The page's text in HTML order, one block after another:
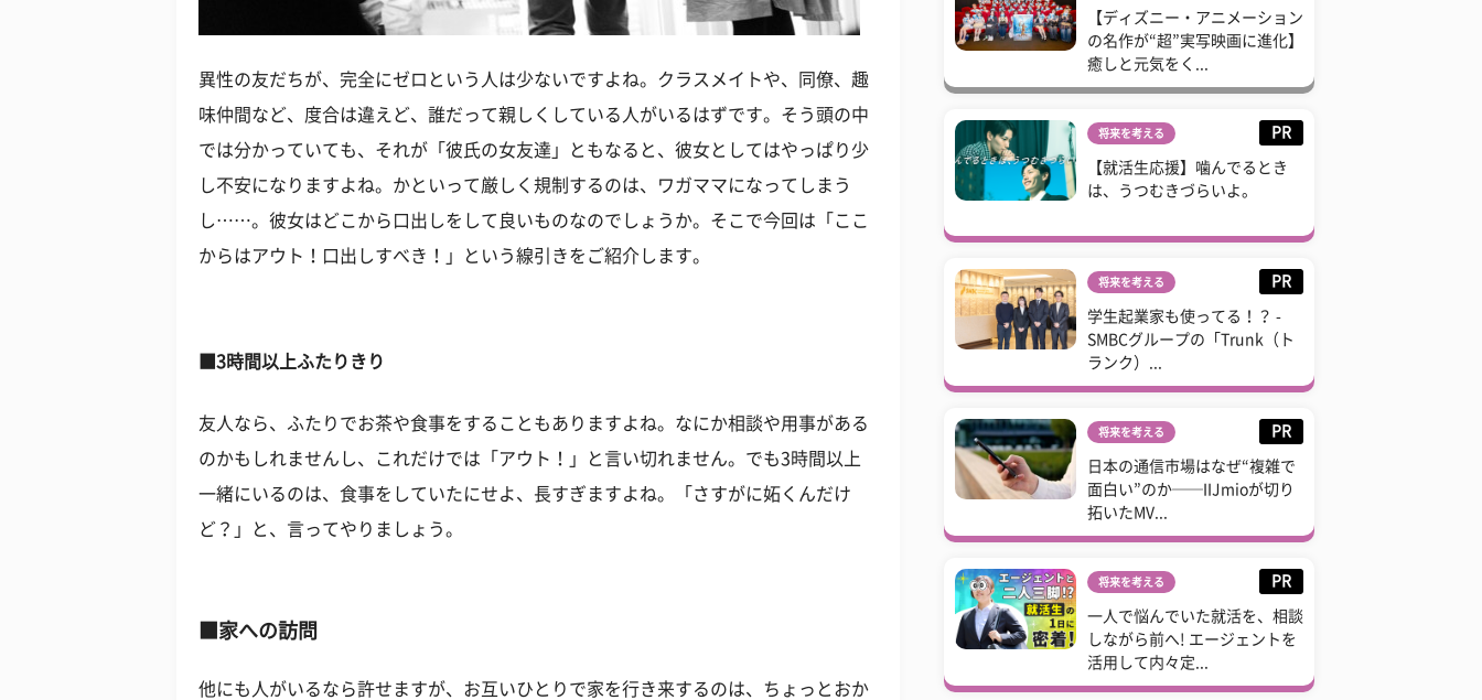
異性の友だちが、完全にゼロという人は少ないですよね。クラスメイトや、同僚、趣
味仲間など、度合は違えど、誰だって親しくしている人がいるはずです。そう頭の中
では分かっていても、それが「彼氏の女友達」ともなると、彼女としてはやっぱり少
し不安になりますよね。かといって厳しく規制するのは、ワガママになってしまう
し……。彼女はどこから口出しをして良いものなのでしょうか。そこで今回は「ここ
からはアウト！口出しすべき！」という線引きをご紹介します。
■3時間以上ふたりきり
友人なら、ふたりでお茶や食事をすることもありますよね。なにか相談や用事がある
のかもしれませんし、これだけでは「アウト！」と言い切れません。でも3時間以上
一緒にいるのは、食事をしていたにせよ、長すぎますよね。「さすがに妬くんだけ
ど？」と、言ってやりましょう。
家への訪問
他にも人がいるなら許せますが、お互いひとりで家を行き来するのは、ちょっとおか
【ディズニー・アニメーション
の名作が“超”実写映画に進化】
癒しと元気をく...
将来を考える PR
【就活生応援】噛んでるとき
は、うつむきづらいよ。
将来を考える PR
学生起業家も使ってる！？ -
SMBCグループの「Trunk（ト
ランク）...
将来を考える PR
日本の通信市場はなぜ“複雑で
面白い”のか──IIJmioが切り
拓いたMV...
将来を考える PR
一人で悩んでいた就活を、相談
しながら前へ! エージェントを
活用して内々定...